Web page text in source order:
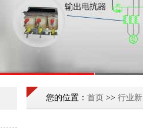
您的位置： 首页 >> 行业